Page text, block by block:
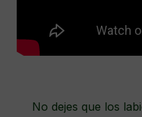
No dejes que los